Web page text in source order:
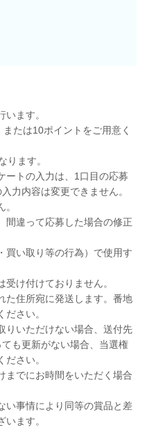
います。
たは10ポイントをご用意く
ります。
ートの入力は、1口目の応募
力内容は変更できません。
間違って応募した場合の修正
買い取り等の行為）で使用す
け付けておりません。
た住所宛に発送します。番地
さい。
りいただけない場合、送付先
も更新がない場合、当選権
さい。
までにお時間をいただく場合
い事情により同等の賞品と差
ます。